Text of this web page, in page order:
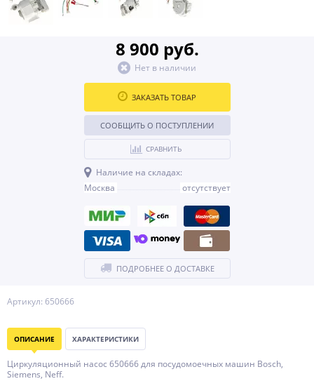
Артикул: 650666
8 900 руб.
Нет в наличии
ЗАКАЗАТЬ ТОВАР
СООБЩИТЬ О ПОСТУПЛЕНИИ
СРАВНИТЬ
Наличие на складах:
Москва
отсутствует
ПОДРОБНЕЕ О ДОСТАВКЕ
ОПИСАНИЕ ХАРАКТЕРИСТИКИ
Циркуляционный насос 650666 для посудомоечных машин Bosch,
Siemens, Neff.